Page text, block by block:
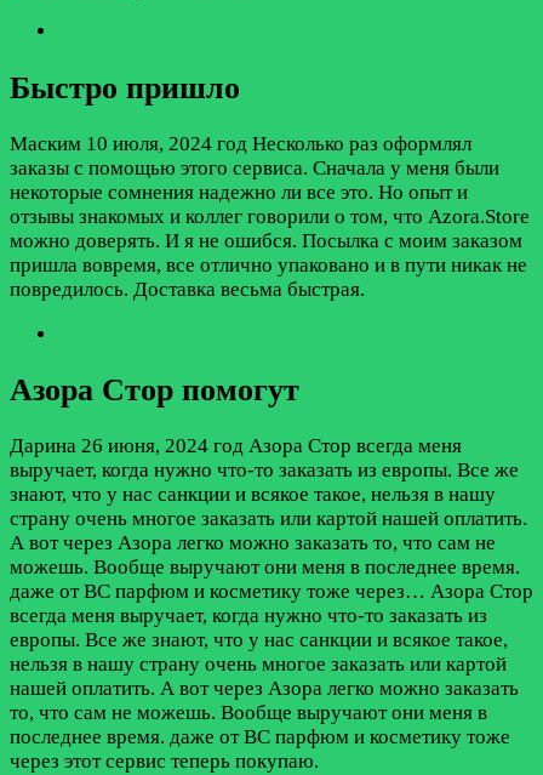
Быстро пришло
Маским 10 июля, 2024 год Несколько раз оформлял
заказы с помощью этого сервиса. Сначала у меня были
некоторые сомнения надежно ли все это. Но опыт и
отзывы знакомых и коллег говорили о том, что Azora.Store
можно доверять. И я не ошибся. Посылка с моим заказом
пришла вовремя, все отлично упаковано и в пути никак не
повредилось. Доставка весьма быстрая.
Азора Стор помогут
Дарина 26 июня, 2024 год Азора Стор всегда меня
выручает, когда нужно что-то заказать из европы. Все же
знают, что у нас санкции и всякое такое, нельзя в нашу
страну очень многое заказать или картой нашей оплатить.
А вот через Азора легко можно заказать то, что сам не
можешь. Вообще выручают они меня в последнее время.
даже от ВС парфюм и косметику тоже через… Азора Стор
всегда меня выручает, когда нужно что-то заказать из
европы. Все же знают, что у нас санкции и всякое такое,
нельзя в нашу страну очень многое заказать или картой
нашей оплатить. А вот через Азора легко можно заказать
то, что сам не можешь. Вообще выручают они меня в
последнее время. даже от ВС парфюм и косметику тоже
через этот сервис теперь покупаю.